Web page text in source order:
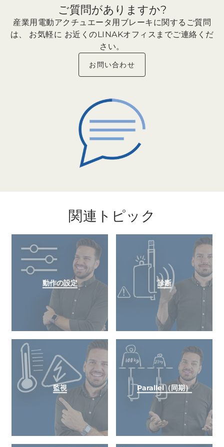
ご質問がありますか?
産業用電動アクチュエータ用ブレーキに関するご質問
は、 お気軽に お近くのLINAKオフィスまでご連絡くだ
さい。
お問い合わせ
関連トピック
動作の設定 診断
監視 Parallel（同期）